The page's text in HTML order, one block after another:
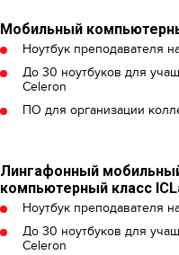
Мобильный
Ноутбук преподавателя
До 30 ноутбуков для
Celeron
ПО для организации
Лингафонный
компьютерный класс
Ноутбук преподавателя
До 30 ноутбуков для
Celeron